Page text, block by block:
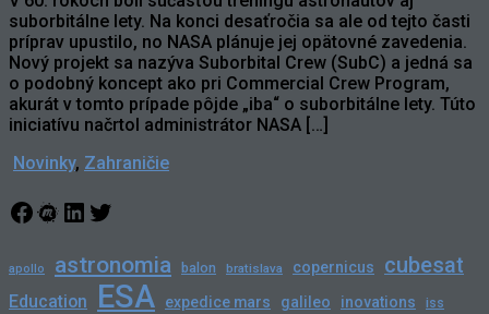
suborbitálne lety. Na konci desaťročia sa ale od tejto časti
príprav upustilo, no NASA plánuje jej opätovné zavedenia.
Nový projekt sa nazýva Suborbital Crew (SubC) a jedná sa
o podobný koncept ako pri Commercial Crew Program,
akurát v tomto prípade pôjde „iba“ o suborbitálne lety. Túto
iniciatívu načrtol administrátor NASA […]
Novinky, Zahraničie
Facebook
Meetup
LinkedIn
Twitter
apollo astronomia balon bratislava copernicus cubesat
Education ESA expedice mars galileo inovations iss